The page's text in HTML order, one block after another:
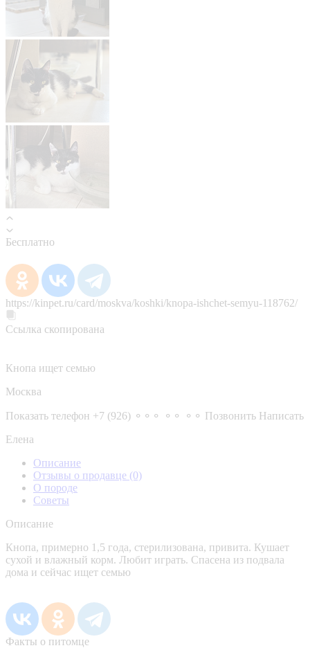
Бесплатно
https://kinpet.ru/card/moskva/koshki/knopa-ishchet-semyu-118762/
Ссылка скопирована
Кнопа ищет семью
Москва
Показать телефон +7 (926) ⚬⚬⚬ ⚬⚬ ⚬⚬ Позвонить Написать
Елена
Описание
Отзывы о продавце (0)
О породе
Советы
Описание
Кнопа, примерно 1,5 года, стерилизована, привита. Кушает
сухой и влажный корм. Любит играть. Спасена из подвала
дома и сейчас ищет семью
Факты о питомце